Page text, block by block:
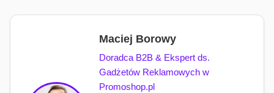
Maciej Borowy
Doradca B2B & Ekspert ds.
Gadżetów Reklamowych w
Promoshop.pl